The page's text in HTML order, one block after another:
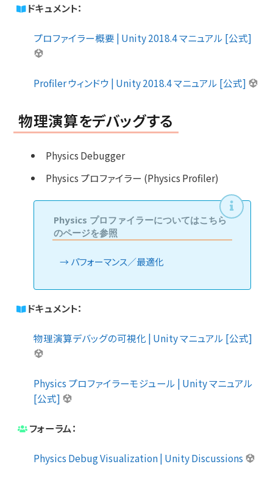
ドキュメント：
プロファイラー概要 | Unity 2018.4 マニュアル [公式]
Profiler ウィンドウ | Unity 2018.4 マニュアル [公式]
物理演算をデバッグする
Physics Debugger
Physics プロファイラー (Physics Profiler)
Physics プロファイラーについてはこちら
のページを参照
パフォーマンス／最適化
ドキュメント：
物理演算デバッグの可視化 | Unity マニュアル [公式]
Physics プロファイラーモジュール | Unity マニュアル
[公式]
フォーラム：
Physics Debug Visualization | Unity Discussions